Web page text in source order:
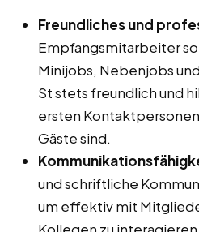
Freundliches und
Empfangsmitarbeiter
Minijobs, Nebenjobs
St stets freundlich und
ersten
Gäste sind.
und schriftliche
um effektiv mit